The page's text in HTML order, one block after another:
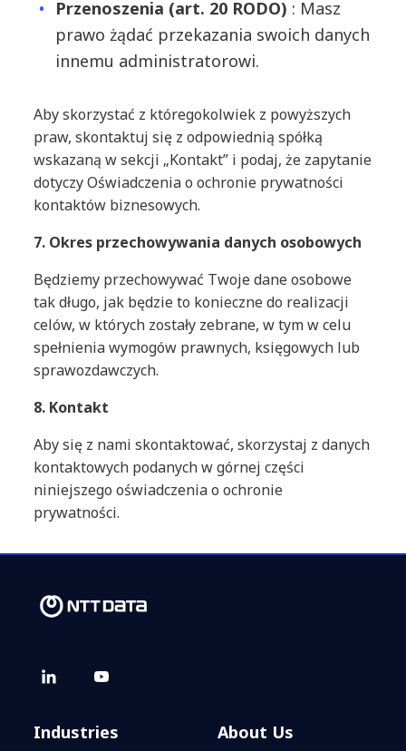
Przenoszenia (art. 20 RODO) : Masz
prawo żądać przekazania swoich danych
innemu administratorowi.
Aby skorzystać z któregokolwiek z powyższych
praw, skontaktuj się z odpowiednią spółką
wskazaną w sekcji „Kontakt” i podaj, że zapytanie
dotyczy Oświadczenia o ochronie prywatności
kontaktów biznesowych.
7. Okres przechowywania danych osobowych
Będziemy przechowywać Twoje dane osobowe
tak długo, jak będzie to konieczne do realizacji
celów, w których zostały zebrane, w tym w celu
spełnienia wymogów prawnych, księgowych lub
sprawozdawczych.
8. Kontakt
Aby się z nami skontaktować, skorzystaj z danych
kontaktowych podanych w górnej części
niniejszego oświadczenia o ochronie
prywatności.
Industries About Us